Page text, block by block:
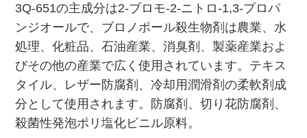
3Q-651の主成分は2-ブロモ-2-ニトロ-1,3-プロパ
ンジオールで、ブロノポール殺生物剤は農業、水
処理、化粧品、石油産業、消臭剤、製薬産業およ
びその他の産業で広く使用されています。テキス
タイル、レザー防腐剤、冷却用潤滑剤の柔軟剤成
分として使用されます。防腐剤、切り花防腐剤、
殺菌性発泡ポリ塩化ビニル原料。